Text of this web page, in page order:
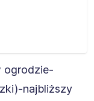
ogrodzie-
najbliższy